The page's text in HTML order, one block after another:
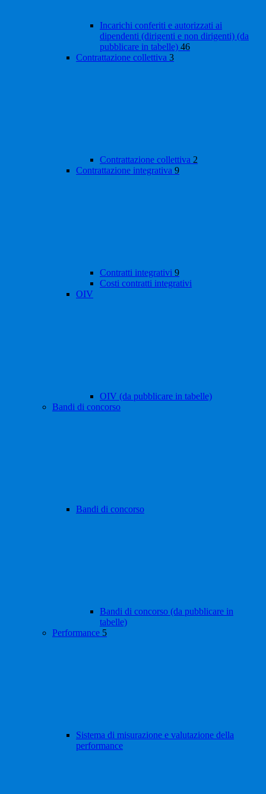
Incarichi conferiti e autorizzati ai
dipendenti (dirigenti e non dirigenti) (da
pubblicare in tabelle) 46
Contrattazione collettiva 3
Contrattazione collettiva 2
Contrattazione integrativa 9
Contratti integrativi 9
Costi contratti integrativi
OIV
OIV (da pubblicare in tabelle)
Bandi di concorso
Bandi di concorso
Bandi di concorso (da pubblicare in
tabelle)
Performance 5
Sistema di misurazione e valutazione della
performance